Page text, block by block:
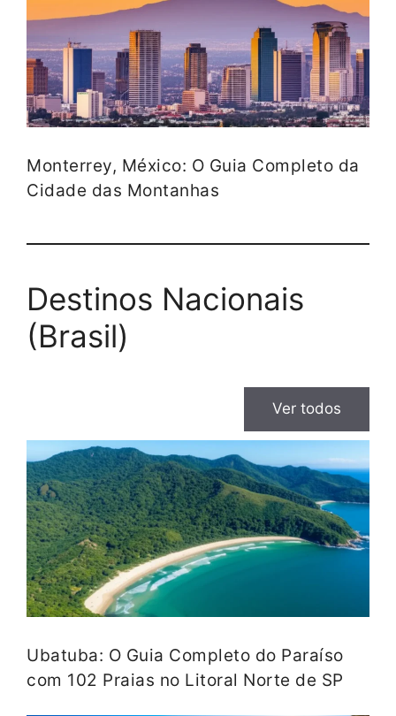
Monterrey, México: O Guia Completo da
Cidade das Montanhas
Destinos Nacionais
(Brasil)
Ver todos
Ubatuba: O Guia Completo do Paraíso
com 102 Praias no Litoral Norte de SP